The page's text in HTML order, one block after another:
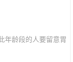
年龄段的人要留意胃